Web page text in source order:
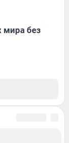
мира без